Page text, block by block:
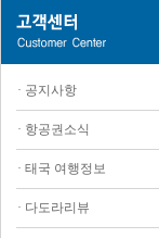
· 공지사항
· 항공권소식
· 태국 여행정보
· 다도라리뷰